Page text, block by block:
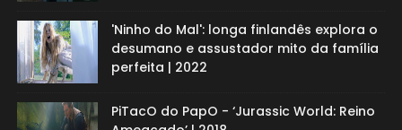
'Ninho do Mal': longa finlandês explora o
desumano e assustador mito da família
perfeita | 2022
PiTacO do PapO - ‘Jurassic World: Reino